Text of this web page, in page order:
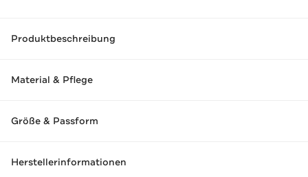
Produktbeschreibung
Material & Pflege
Größe & Passform
Herstellerinformationen